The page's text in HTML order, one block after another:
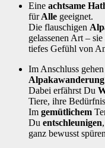
Eine achtsame
fürAlle geeignet.
Die flauschigen
gelassenen Art – sie
tiefes Gefühl von
Im Anschluss
Alpakawanderung
Dabei erfährst Du
Tiere, ihre
Im gemütlichem
Du entschleunigen
ganz bewusst